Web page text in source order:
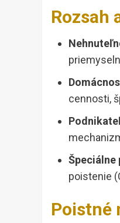
Rozsah
cennosti,
Špeciálne
poistenie
Poistné